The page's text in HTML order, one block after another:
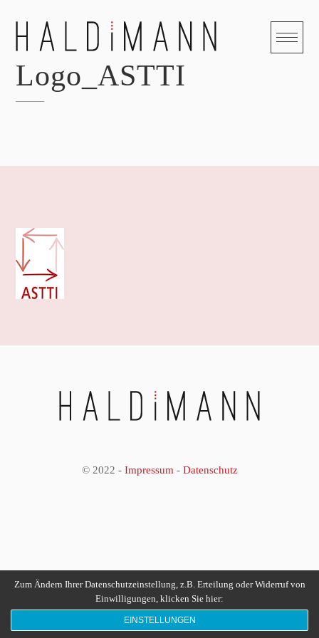
Logo_ASTTI
© 2022 - Impressum - Datenschutz
Zum Ändern Ihrer Datenschutzeinstellung, z.B. Erteilung oder Widerruf von
Einwilligungen, klicken Sie hier:
EINSTELLUNGEN